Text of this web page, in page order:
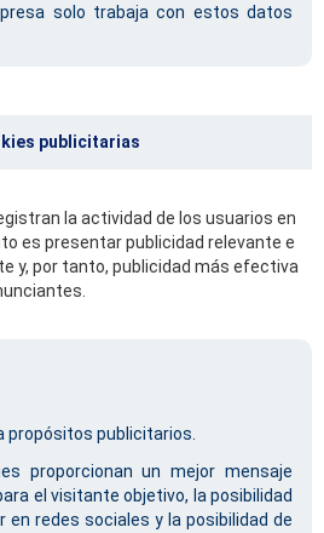
solo trabaja con estos datos
publicitarias
la actividad de los usuarios en
es presentar publicidad relevante e
y, por tanto, publicidad más efectiva
propósitos publicitarios.
proporcionan un mejor mensaje
el visitante objetivo, la posibilidad
en redes sociales y la posibilidad de